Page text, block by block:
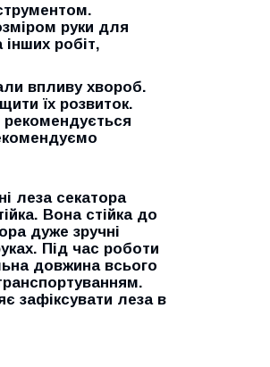
руки для
робіт,
впливу хвороб.
їх розвиток.
рекомендується
леза секатора
Вона стійка до
дуже зручні
Під час роботи
довжина всього
зафіксувати леза в